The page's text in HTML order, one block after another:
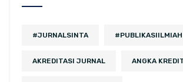
#JURNALSINTA #PUBLIKASIILMIAH
AKREDITASI JURNAL ANGKA